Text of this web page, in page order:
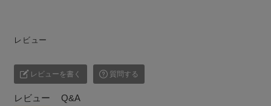
レビュー
レビューを書く 質問する
レビュー Q&A